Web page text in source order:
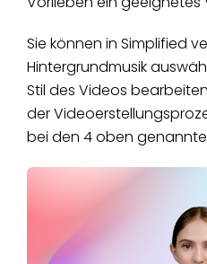
Sie können in Simplified
Hintergrundmusik
Stil des Videos
der
bei den 4 oben